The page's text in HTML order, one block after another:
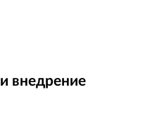
внедрение